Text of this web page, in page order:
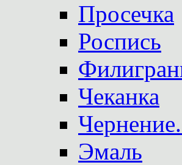
Просечка
Роспись
Чеканка
Эмаль